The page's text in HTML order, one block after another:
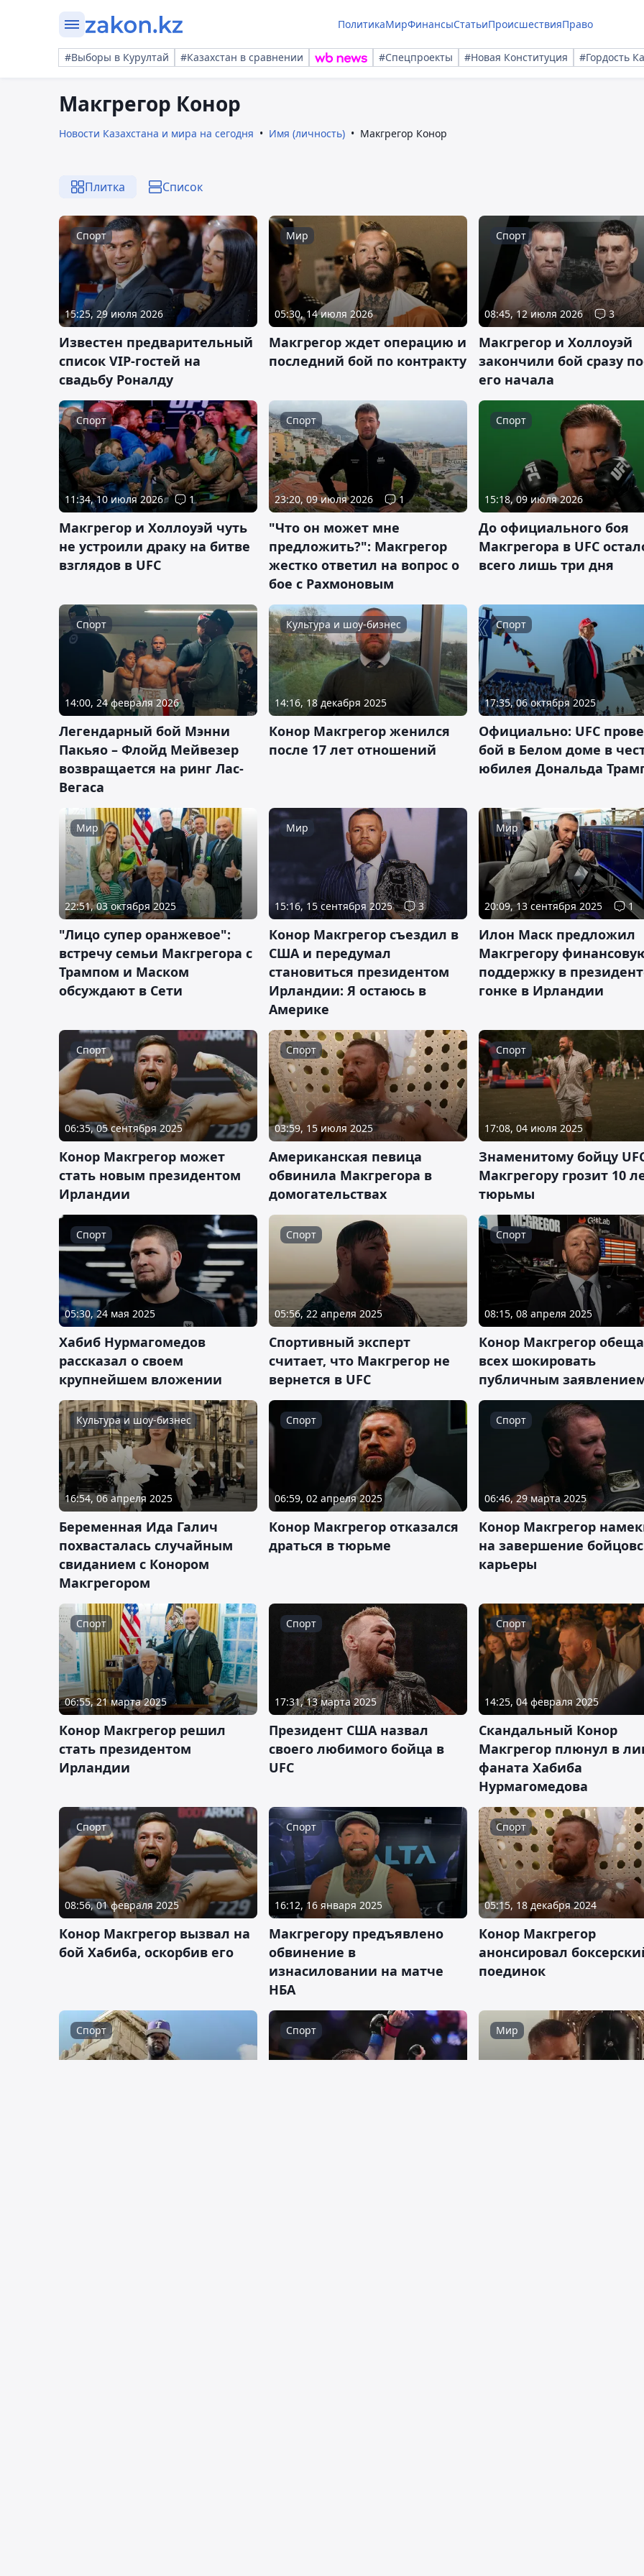
ПолитикаМирФинансыСтатьиПроисшествияПраво
#Выборы в Курултай #Казахстан в сравнении #Спецпроекты #Новая Конституция #Гордость
Макгрегор Конор
Новости Казахстана и мира на сегодня Имя (личность) Макгрегор Конор
Плитка Список
Спорт
15:25, 29 июля 2026
Известен предварительный
список VIP-гостей на
свадьбу Роналду
Мир
05:30, 14 июля 2026
Макгрегор ждет операцию и
последний бой по контракту
Спорт
08:45, 12 июля 2026 3
Макгрегор и Холлоуэй
закончили бой сразу
его начала
Спорт
11:34, 10 июля 2026 1
Макгрегор и Холлоуэй чуть
не устроили драку на битве
взглядов в UFC
Спорт
23:20, 09 июля 2026 1
"Что он может мне
предложить?": Макгрегор
жестко ответил на вопрос о
бое с Рахмоновым
Спорт
15:18, 09 июля 2026
До официального боя
Макгрегора в UFC
всего лишь три дня
Спорт
14:00, 24 февраля 2026
Легендарный бой Мэнни
Пакьяо – Флойд Мейвезер
возвращается на ринг Лас-
Вегаса
Культура и шоу-бизнес
14:16, 18 декабря 2025
Конор Макгрегор женился
после 17 лет отношений
Спорт
17:35, 06 октября 2025
Официально: UFC
бой в Белом доме в
юбилея Дональда
Мир
22:51, 03 октября 2025
"Лицо супер оранжевое":
встречу семьи Макгрегора с
Трампом и Маском
обсуждают в Сети
Мир
15:16, 15 сентября 2025 3
Конор Макгрегор съездил в
США и передумал
становиться президентом
Ирландии: Я остаюсь в
Америке
Мир
20:09, 13 сентября 2025 1
Илон Маск предложил
Макгрегору
поддержку в
гонке в Ирландии
Спорт
06:35, 05 сентября 2025
Конор Макгрегор может
стать новым президентом
Ирландии
Спорт
03:59, 15 июля 2025
Американская певица
обвинила Макгрегора в
домогательствах
Спорт
17:08, 04 июля 2025
Знаменитому бойцу
Макгрегору грозит 10
тюрьмы
Спорт
05:30, 24 мая 2025
Хабиб Нурмагомедов
рассказал о своем
крупнейшем вложении
Спорт
05:56, 22 апреля 2025
Спортивный эксперт
считает, что Макгрегор не
вернется в UFC
Спорт
08:15, 08 апреля 2025
Конор Макгрегор
всех шокировать
публичным
Культура и шоу-бизнес
16:54, 06 апреля 2025
Беременная Ида Галич
похвасталась случайным
свиданием с Конором
Макгрегором
Спорт
06:59, 02 апреля 2025
Конор Макгрегор отказался
драться в тюрьме
Спорт
06:46, 29 марта 2025
Конор Макгрегор
на завершение
карьеры
Спорт
06:55, 21 марта 2025
Конор Макгрегор решил
стать президентом
Ирландии
Спорт
17:31, 13 марта 2025
Президент США назвал
своего любимого бойца в
UFC
Спорт
14:25, 04 февраля 2025
Скандальный Конор
Макгрегор плюнул в
фаната Хабиба
Нурмагомедова
Спорт
08:56, 01 февраля 2025
Конор Макгрегор вызвал на
бой Хабиба, оскорбив его
Спорт
16:12, 16 января 2025
Макгрегору предъявлено
обвинение в
изнасиловании на матче
НБА
Спорт
05:15, 18 декабря 2024
Конор Макгрегор
анонсировал
поединок
Спорт Спорт Мир